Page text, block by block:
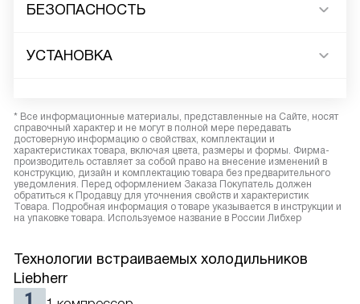
БЕЗОПАСНОСТЬ
УСТАНОВКА
* Все информационные материалы, представленные на Сайте, носят
справочный характер и не могут в полной мере передавать
достоверную информацию о свойствах, комплектации и
характеристиках товара, включая цвета, размеры и формы. Фирма-
производитель оставляет за собой право на внесение изменений в
конструкцию, дизайн и комплектацию товара без предварительного
уведомления. Перед оформлением Заказа Покупатель должен
обратиться к Продавцу для уточнения свойств и характеристик
Товара. Подробная информация о товаре указывается в инструкции и
на упаковке товара. Используемое название в России Либхер
Технологии встраиваемых холодильников
Liebherr